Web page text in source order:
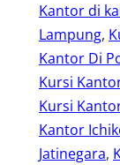
Kantor di
Lampung,
Kantor Di
Kursi
Kursi
Kantor
Jatinegara,